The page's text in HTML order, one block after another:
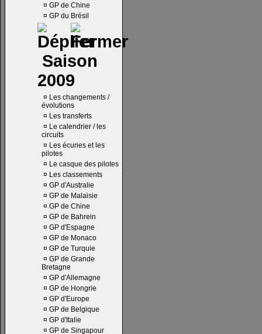
¤ GP de Chine
¤ GP du Brésil
Saison
2009
¤ Les changements /
évolutions
¤ Les transferts
¤ Le calendrier / les
circuits
¤ Les écuries et les
pilotes
¤ Le casque des pilotes
¤ Les classements
¤ GP d'Australie
¤ GP de Malaisie
¤ GP de Chine
¤ GP de Bahrein
¤ GP d'Espagne
¤ GP de Monaco
¤ GP de Turquie
¤ GP de Grande
Bretagne
¤ GP d'Allemagne
¤ GP de Hongrie
¤ GP d'Europe
¤ GP de Belgique
¤ GP d'Italie
¤ GP de Singapour